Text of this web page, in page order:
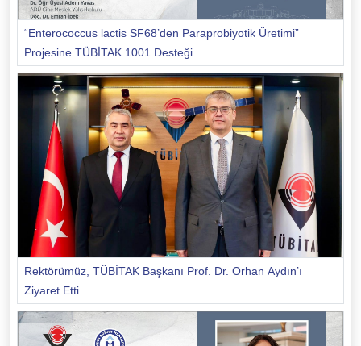
“Enterococcus lactis SF68’den Paraprobiyotik Üretimi”
Projesine TÜBİTAK 1001 Desteği
Rektörümüz, TÜBİTAK Başkanı Prof. Dr. Orhan Aydın’ı
Ziyaret Etti